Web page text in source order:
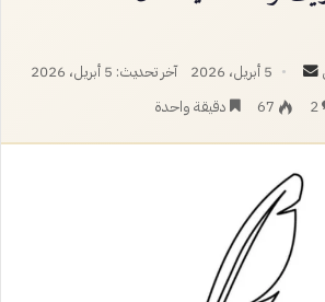
أرسل
بريدا
5 أبريل، 2026
آخر تحديث: 5 أبريل، 2026
2
67 دقيقة واحدة